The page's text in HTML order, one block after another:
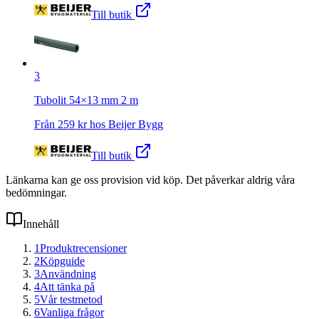
Till butik
3
Tubolit 54×13 mm 2 m
Från 259 kr hos Beijer Bygg
Till butik
Länkarna kan ge oss provision vid köp. Det påverkar aldrig våra
bedömningar.
Innehåll
1Produktrecensioner
2Köpguide
3Användning
4Att tänka på
5Vår testmetod
6Vanliga frågor